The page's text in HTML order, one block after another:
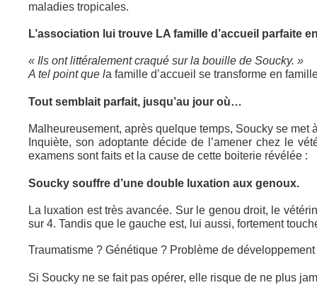
maladies tropicales.
L’association lui trouve LA famille d’accueil parfaite
« Ils ont littéralement craqué sur la bouille de Soucky. »
A tel point que la famille d’accueil se transforme en
Tout semblait parfait, jusqu’au jour où…
Malheureusement, après quelque temps, Soucky se met
Inquiète, son adoptante décide de l’amener chez le
examens sont faits et la cause de cette boiterie révélée :
Soucky souffre d’une double luxation aux genoux.
La luxation est très avancée. Sur le genou droit, le
sur 4. Tandis que le gauche est, lui aussi, fortement
Traumatisme ? Génétique ? Problème de développement
Si Soucky ne se fait pas opérer, elle risque de ne plus